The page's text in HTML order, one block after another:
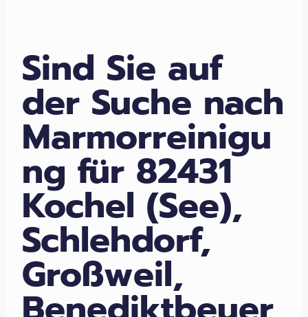
Sind Sie auf
der Suche nach
Marmorreinigu
ng für 82431
Kochel (See),
Schlehdorf,
Großweil,